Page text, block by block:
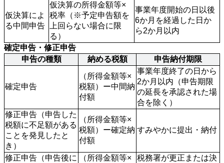
仮決算によ
る中間申告
仮決算の所得金額等×
税率（※予定申告額を
上回らない場合に限
る）
事業年度開始の日以後
6か月を経過した日か
ら2か月以内
確定申告・修正申告
申告の種類
納める税額 申告納付期限
確定申告
（所得金額等×
税額）ー中間納
付額
事業年度終了の日から
2か月以内（申告期限
の延長を承認された場
合を除く）
修正申告（申告した
税額に不足額がある
ことを発見したと
き）
（所得金額等×
税額）ー確定納
付額
すみやかに提出・納付
修正申告（申告後に
（所得金額等×
税務署が更正または決